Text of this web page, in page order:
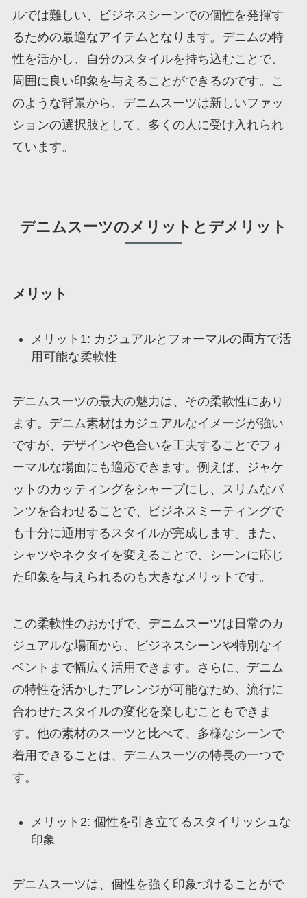
ルでは難しい、ビジネスシーンでの個性を発揮す
るための最適なアイテムとなります。デニムの特
性を活かし、自分のスタイルを持ち込むことで、
周囲に良い印象を与えることができるのです。こ
のような背景から、デニムスーツは新しいファッ
ションの選択肢として、多くの人に受け入れられ
ています。
デニムスーツのメリットとデメリット
メリット
メリット1: カジュアルとフォーマルの両方で活
用可能な柔軟性
デニムスーツの最大の魅力は、その柔軟性にあり
ます。デニム素材はカジュアルなイメージが強い
ですが、デザインや色合いを工夫することでフォ
ーマルな場面にも適応できます。例えば、ジャケ
ットのカッティングをシャープにし、スリムなパ
ンツを合わせることで、ビジネスミーティングで
も十分に通用するスタイルが完成します。また、
シャツやネクタイを変えることで、シーンに応じ
た印象を与えられるのも大きなメリットです。
この柔軟性のおかげで、デニムスーツは日常のカ
ジュアルな場面から、ビジネスシーンや特別なイ
ベントまで幅広く活用できます。さらに、デニム
の特性を活かしたアレンジが可能なため、流行に
合わせたスタイルの変化を楽しむこともできま
す。他の素材のスーツと比べて、多様なシーンで
着用できることは、デニムスーツの特長の一つで
す。
メリット2: 個性を引き立てるスタイリッシュな
印象
デニムスーツは、個性を強く印象づけることがで